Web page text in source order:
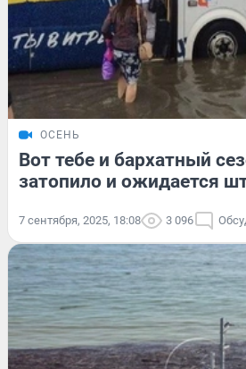
ОСЕНЬ
Вот тебе и бархатный
затопило и ожидается
7 сентября, 2025, 18:08 3 096